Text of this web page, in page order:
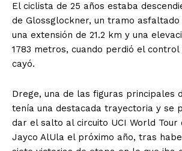
El ciclista de 25 años estaba
de Glossglockner, un tramo
una extensión de 21.2 km y una
1783 metros, cuando perdió el
cayó.
Drege, una de las figuras principales
tenía una destacada trayectoria y se
dar el salto al circuito UCI World Tour
Jayco AlUla el próximo año, tras